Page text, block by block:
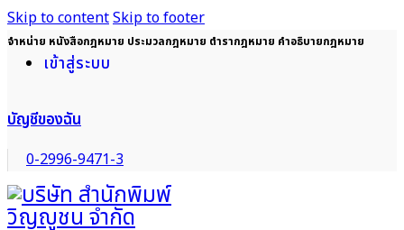
Skip to contentSkip to footer
จำหน่าย หนังสือกฎหมาย ประมวลกฎหมาย ตำรากฎหมาย คำอธิบายกฎหมาย
เข้าสู่ระบบ
บัญชีของฉัน
0-2996-9471-3